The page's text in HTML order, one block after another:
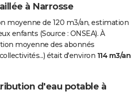
à Narrosse
moyenne de 120 m3/an, estimation
enfants (Source : ONSEA). À
moyenne des abonnés
était d'environ 114 m3/an
d'eau potable à